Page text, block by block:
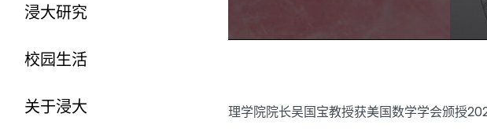
浸大研究
校园生活
关于浸大 理学院院长吴国宝教授获美国数学学会颁授